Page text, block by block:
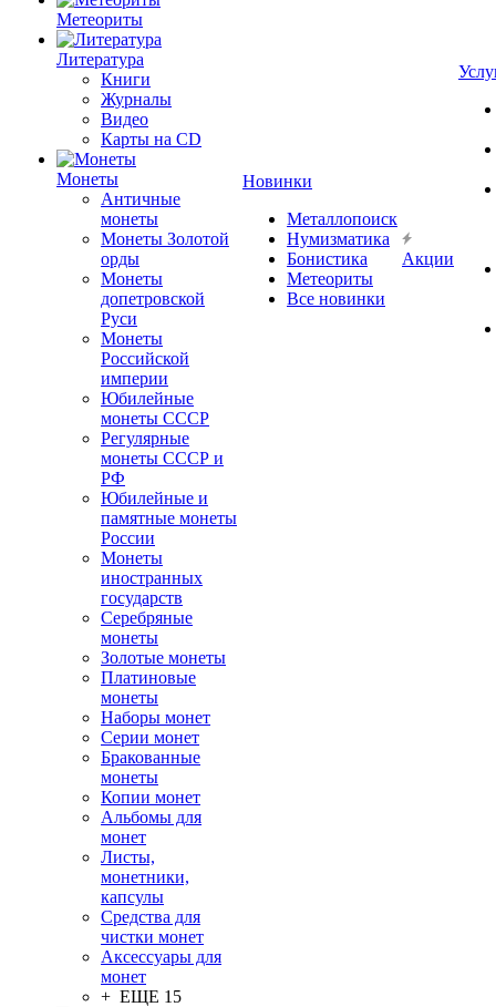
Метеориты
Литература
Книги
Журналы
Видео
Карты на CD
Монеты
Античные
монеты
Монеты Золотой
орды
Монеты
допетровской
Руси
Монеты
Российской
империи
Юбилейные
монеты СССР
Регулярные
монеты СССР и
РФ
Юбилейные и
памятные монеты
России
Монеты
иностранных
государств
Серебряные
монеты
Золотые монеты
Платиновые
монеты
Наборы монет
Серии монет
Бракованные
монеты
Копии монет
Альбомы для
монет
Листы,
монетники,
капсулы
Средства для
чистки монет
Аксессуары для
монет
+ ЕЩЕ 15
Новинки
Металлопоиск
Нумизматика
Бонистика
Метеориты
Все новинки
Акции